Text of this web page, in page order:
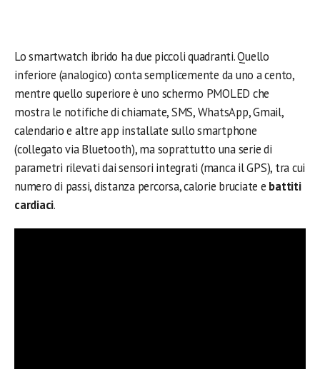
Lo smartwatch ibrido ha due piccoli quadranti. Quello
inferiore (analogico) conta semplicemente da uno a cento,
mentre quello superiore è uno schermo PMOLED che
mostra le notifiche di chiamate, SMS, WhatsApp, Gmail,
calendario e altre app installate sullo smartphone
(collegato via Bluetooth), ma soprattutto una serie di
parametri rilevati dai sensori integrati (manca il GPS), tra cui
numero di passi, distanza percorsa, calorie bruciate e battiti
cardiaci.